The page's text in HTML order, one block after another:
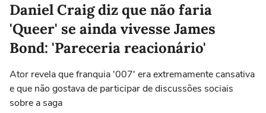
Daniel Craig diz que não faria
'Queer' se ainda vivesse James
Bond: 'Pareceria reacionário'
Ator revela que franquia '007' era extremamente cansativa
e que não gostava de participar de discussões sociais
sobre a saga